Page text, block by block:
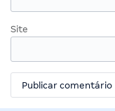
Site